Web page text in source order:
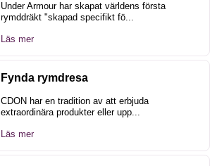
Under Armour har skapat världens första
rymddräkt "skapad specifikt fö...
Läs mer
Fynda rymdresa
CDON har en tradition av att erbjuda
extraordinära produkter eller upp...
Läs mer